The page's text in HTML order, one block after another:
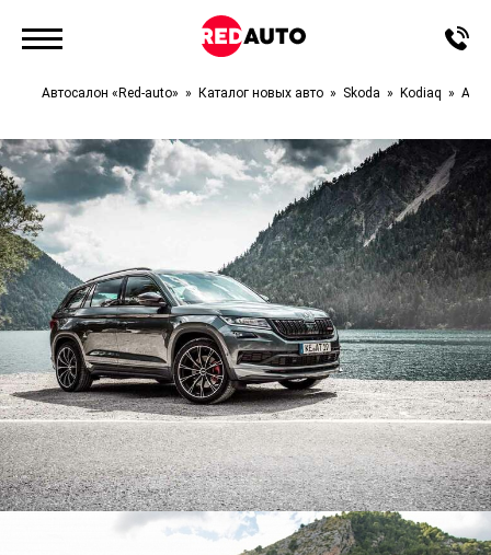
Автосалон «Red-auto» Каталог новых авто Skoda Kodiaq